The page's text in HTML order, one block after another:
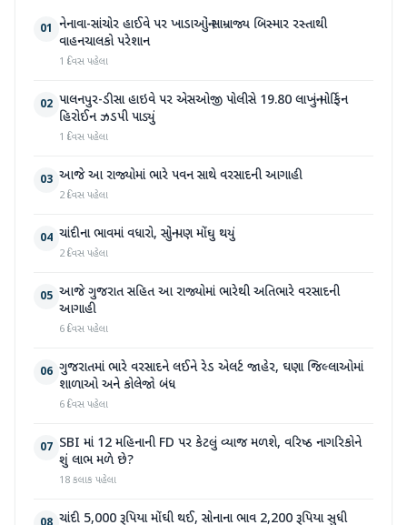
01 નેનાવા-સાંચોર હાઈવે પર ખાડાઓનું સામ્રાજ્ય બિસ્માર રસ્તાથી
વાહનચાલકો પરેશાન
1 દિવસ પહેલા
02 પાલનપુર-ડીસા હાઇવે પર એસઓજી પોલીસે 19.80 લાખનું મોર્ફિન
હિરોઈન ઝડપી પાડ્યું
1 દિવસ પહેલા
03 આજે આ રાજ્યોમાં ભારે પવન સાથે વરસાદની આગાહી
2 દિવસ પહેલા
04 ચાંદીના ભાવમાં વધારો, સોનું પણ મોંઘુ થયું
2 દિવસ પહેલા
05 આજે ગુજરાત સહિત આ રાજ્યોમાં ભારેથી અતિભારે વરસાદની
આગાહી
6 દિવસ પહેલા
06 ગુજરાતમાં ભારે વરસાદને લઈને રેડ એલર્ટ જાહેર, ઘણા જિલ્લાઓમાં
શાળાઓ અને કોલેજો બંધ
6 દિવસ પહેલા
07 SBI માં 12 મહિનાની FD પર કેટલું વ્યાજ મળશે, વરિષ્ઠ નાગરિકોને
શું લાભ મળે છે?
18 કલાક પહેલા
ચાંદી 5,000 રૂપિયા મોંઘી થઈ, સોનાના ભાવ 2,200 રૂપિયા સુધી